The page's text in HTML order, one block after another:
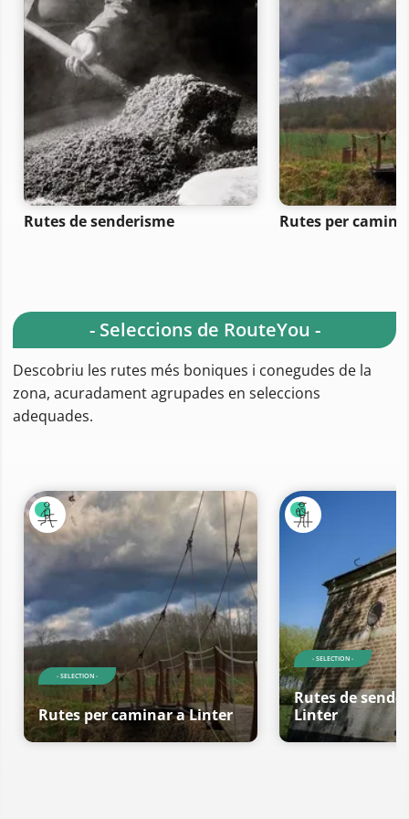
Rutes de senderisme Rutes per
- Seleccions de RouteYou -
Descobriu les rutes més boniques i conegudes de la
zona, acuradament agrupades en seleccions
adequades.
- SELECTION -
Rutes per caminar a Linter
- SELECTION -
Rutes de
Linter